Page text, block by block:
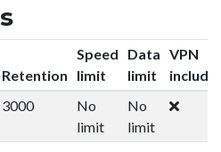
Retention
Speed
limit
Data
limit
VPN
3000
No
limit
No
limit